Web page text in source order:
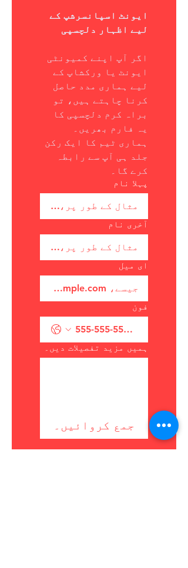
لیے اظہار دلچسپی
کرے گا۔
پہلا نام
آخری نام
ای میل
فون
ہمیں مزید تفصیلات دیں۔
جمع کروائیں۔